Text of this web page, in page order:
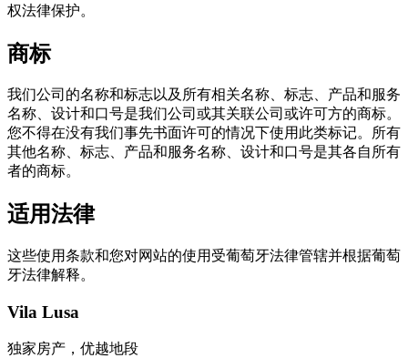
权法律保护。
商标
我们公司的名称和标志以及所有相关名称、标志、产品和服务
名称、设计和口号是我们公司或其关联公司或许可方的商标。
您不得在没有我们事先书面许可的情况下使用此类标记。所有
其他名称、标志、产品和服务名称、设计和口号是其各自所有
者的商标。
适用法律
这些使用条款和您对网站的使用受葡萄牙法律管辖并根据葡萄
牙法律解释。
Vila Lusa
独家房产，优越地段